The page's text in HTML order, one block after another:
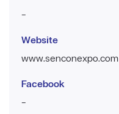
-
Website
www.senconexpo.com
Facebook
-